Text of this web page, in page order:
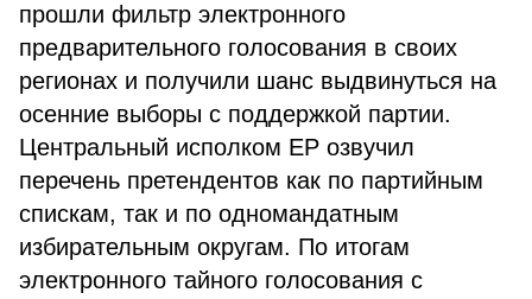
прошли фильтр электронного
предварительного голосования в своих
регионах и получили шанс выдвинуться на
осенние выборы с поддержкой партии.
Центральный исполком ЕР озвучил
перечень претендентов как по партийным
спискам, так и по одномандатным
избирательным округам. По итогам
электронного тайного голосования с